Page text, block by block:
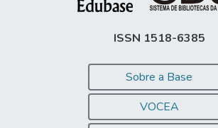
ISSN 1518-6385
Sobre a Base
VOCEA